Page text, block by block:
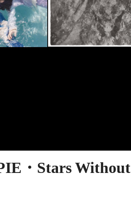
・Stars Without